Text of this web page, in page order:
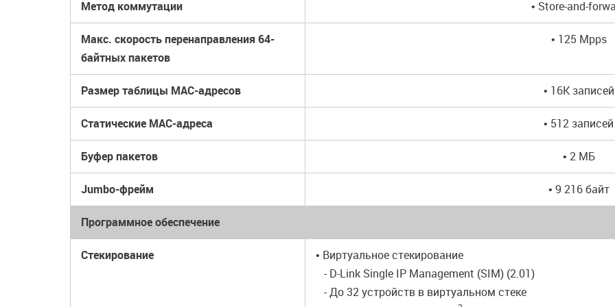
Метод коммутации • Store-and-
Макс. скорость перенаправления 64-
байтных пакетов
• 125 Mpps
Размер таблицы MAC-адресов • 16K записей
Статические MAC-адреса • 512 записей
Буфер пакетов • 2 МБ
Jumbo-фрейм • 9 216 байт
Программное обеспечение
Стекирование
• Виртуальное стекирование
- D-Link Single IP Management (SIM) (2.01)
- До 32 устройств в виртуальном стеке